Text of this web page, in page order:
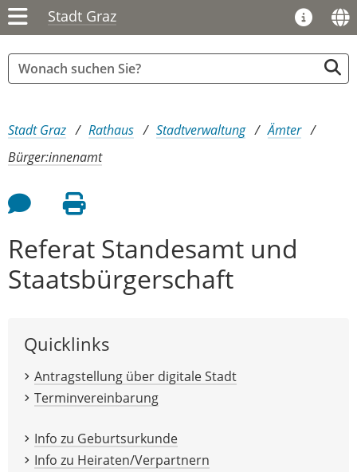
Stadt Graz
Sie sind hier:
Stadt Graz Rathaus Stadtverwaltung
Ämter
Bürger:innenamt
Feedback an Autor
Seite drucken
Referat Standesamt und
Staatsbürgerschaft
Quicklinks
Antragstellung über digitale Stadt
Terminvereinbarung
Info zu Geburtsurkunde
Info zu Heiraten/Verpartnern